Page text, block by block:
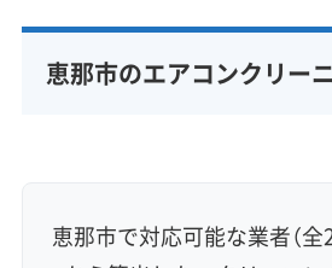
完全分解洗浄 部分クリーニング
保証付き アフターフォロー
女性ス
エコ洗剤使用
ハ
恵那市のエアコンクリー
恵那市で対応可能な業者（全